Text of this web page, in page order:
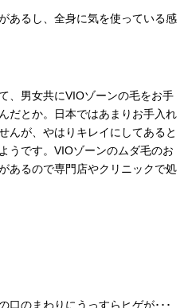
あるし、全身に気を使っている感
、男女共にVIOゾーンの毛をお手
だとか。日本ではあまりお手入れ
んが、やはりキレイにしてあると
うです。 VIOゾーンのムダ毛のお
あるので専門店やクリニックで処
口のまわりにうっすらヒゲが･･･